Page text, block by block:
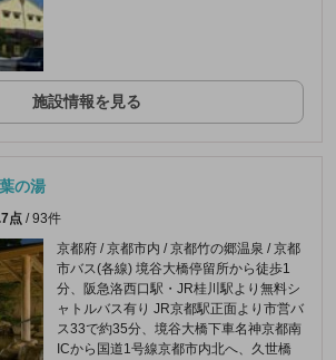
施設情報を見る
の湯
点 /93件
京都府 / 京都市内 / 京都竹の郷温泉 / 京都
市バス(各線) 境谷大橋停留所から徒歩1
分、阪急洛西口駅・JR桂川駅より無料シ
ャトルバス有り JR京都駅正面より市営バ
ス33で約35分、境谷大橋下車名神京都南
ICから国道1号線京都市内北へ、久世橋